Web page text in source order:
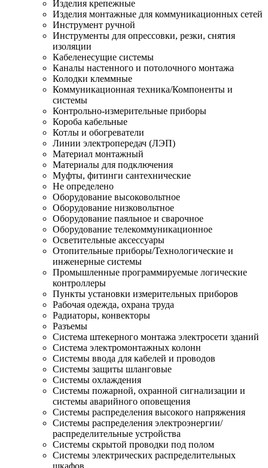
Изделия крепежные
Изделия монтажные для коммуникационных сетей
Инструмент ручной
Инструменты для опрессовки, резки, снятия
изоляции
Кабеленесущие системы
Каналы настенного и потолочного монтажа
Колодки клеммные
Коммуникационная техника/Компоненты и
системы
Контрольно-измерительные приборы
Короба кабельные
Котлы и обогреватели
Линии электропередач (ЛЭП)
Материал монтажный
Материалы для подключения
Муфты, фитинги сантехнические
Не определено
Оборудование высоковольтное
Оборудование низковольтное
Оборудование паяльное и сварочное
Оборудование телекоммуникационное
Осветительные аксессуары
Отопительные приборы/Технологические и
инженерные системы
Промышленные программируемые логические
контроллеры
Пункты установки измерительных приборов
Рабочая одежда, охрана труда
Радиаторы, конвекторы
Разъемы
Система штекерного монтажа электросети зданий
Система электромонтажных колонн
Системы ввода для кабелей и проводов
Системы защиты шланговые
Системы охлаждения
Системы пожарной, охранной сигнализации и
системы аварийного оповещения
Системы распределения высокого напряжения
Системы распределения электроэнергии/
распределительные устройства
Системы скрытой проводки под полом
Системы электрических распределительных
шкафов